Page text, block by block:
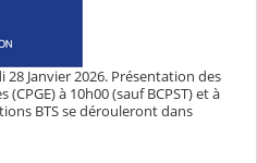
28 Janvier 2026. Présentation des
à 10h00 (sauf BCPST) et à
BTS se dérouleront dans